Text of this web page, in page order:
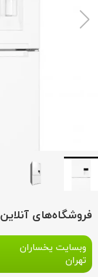
فروشگاه‌های آنلاین
وبسایت یخساران
تهران